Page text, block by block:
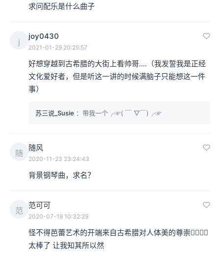
求问配乐是什么曲子
j
joy0430
2021-01-29 20:25:57
好想穿越到古希腊的大街上看帅哥....（我发誓我是正经
文化爱好者，但是听这一讲的时候满脑子只能想这一件
事）
苏三说_Susie ：带我一个╭☞( ￣ ▽￣)╭☞
随
随风
2020-11-23 23:24:43
背景钢琴曲，求名？
范
范可可
2020-07-19 10:32:29
怪不得芭蕾艺术的开端来自古希腊对人体美的尊崇👍🏻👍🏻
太棒了 让我知其所以然